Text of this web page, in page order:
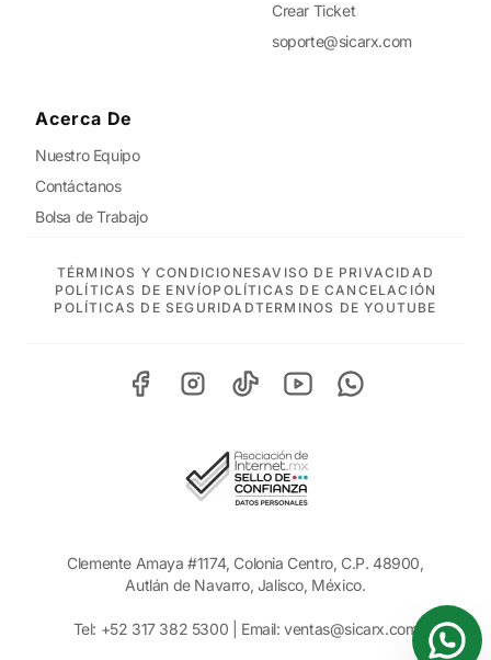
Crear Ticket
soporte@sicarx.com
Acerca De
Nuestro Equipo
Contáctanos
Bolsa de Trabajo
TÉRMINOS Y CONDICIONESAVISO DE PRIVACIDAD
POLÍTICAS DE ENVÍOPOLÍTICAS DE CANCELACIÓN
POLÍTICAS DE SEGURIDADTERMINOS DE YOUTUBE
Clemente Amaya #1174, Colonia Centro, C.P. 48900,
Autlán de Navarro, Jalisco, México.
Tel: +52 317 382 5300 | Email:ventas@sicarx.com